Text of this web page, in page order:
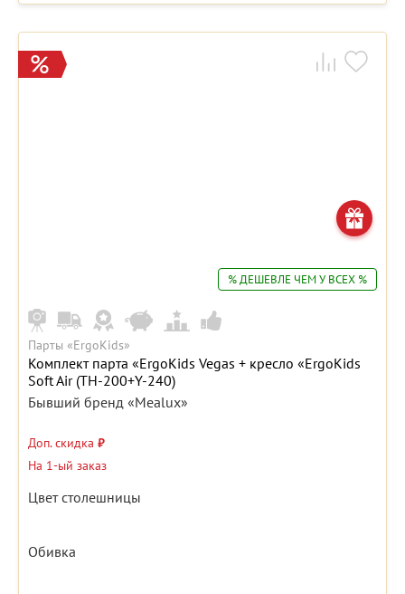
% ДЕШЕВЛЕ ЧЕМ У ВСЕХ %
Парты «ErgoKids»
Комплект парта «ErgoKids Vegas + кресло «ErgoKids
Soft Air (TH-200+Y-240)
Бывший бренд «Mealux»
Доп. скидка ₽
На 1-ый заказ
Цвет столешницы
Обивка